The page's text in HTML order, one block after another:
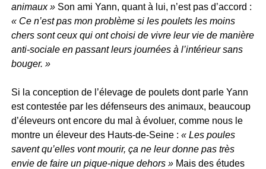
animaux »Son ami Yann, quant à lui, n’est pas d’accord :
« Ce n’est pas mon problème si les poulets les moins
chers sont ceux qui ont choisi de vivre leur vie de manière
anti-sociale en passant leurs journées à l’intérieur sans
bouger. »
Si la conception de l’élevage de poulets dont parle Yann
est contestée par les défenseurs des animaux, beaucoup
d’éleveurs ont encore du mal à évoluer, comme nous le
montre un éleveur des Hauts-de-Seine : « Les poules
savent qu’elles vont mourir, ça ne leur donne pas très
envie de faire un pique-nique dehors »Mais des études